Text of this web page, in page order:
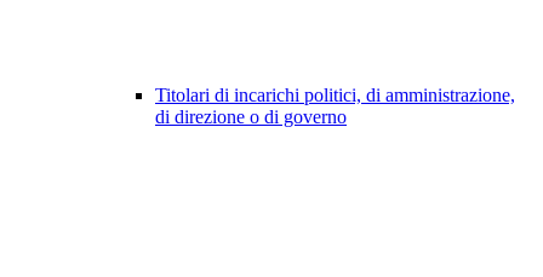
Titolari di incarichi politici, di amministrazione,
di direzione o di governo